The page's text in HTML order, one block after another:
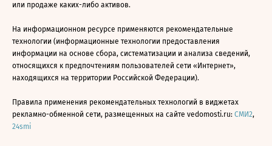
или продаже каких-либо активов.
На информационном ресурсе применяются рекомендательные
технологии (информационные технологии предоставления
информации на основе сбора, систематизации и анализа сведений,
относящихся к предпочтениям пользователей сети «Интернет»,
находящихся на территории Российской Федерации).
Правила применения рекомендательных технологий в виджетах
рекламно-обменной сети, размещенных на сайте vedomosti.ru: СМИ2,
24smi